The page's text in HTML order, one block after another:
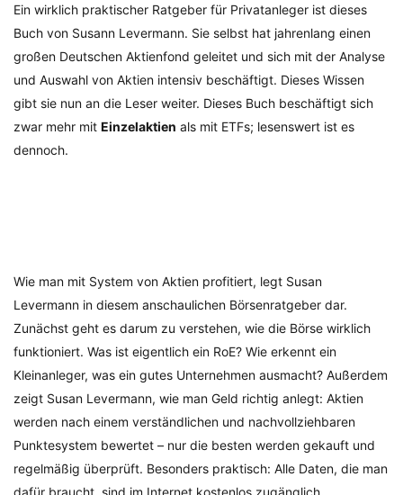
Ein wirklich praktischer Ratgeber für Privatanleger ist dieses
Buch von Susann Levermann. Sie selbst hat jahrenlang einen
großen Deutschen Aktienfond geleitet und sich mit der Analyse
und Auswahl von Aktien intensiv beschäftigt. Dieses Wissen
gibt sie nun an die Leser weiter. Dieses Buch beschäftigt sich
zwar mehr mit Einzelaktien als mit ETFs; lesenswert ist es
dennoch.
Wie man mit System von Aktien profitiert, legt Susan
Levermann in diesem anschaulichen Börsenratgeber dar.
Zunächst geht es darum zu verstehen, wie die Börse wirklich
funktioniert. Was ist eigentlich ein RoE? Wie erkennt ein
Kleinanleger, was ein gutes Unternehmen ausmacht? Außerdem
zeigt Susan Levermann, wie man Geld richtig anlegt: Aktien
werden nach einem verständlichen und nachvollziehbaren
Punktesystem bewertet – nur die besten werden gekauft und
regelmäßig überprüft. Besonders praktisch: Alle Daten, die man
dafür braucht, sind im Internet kostenlos zugänglich.